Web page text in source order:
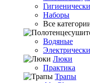
Наборы
Все
Водяные
Люки
Практика
Трапы